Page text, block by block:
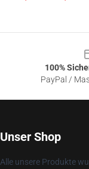
100%
PayPal /
Unser Shop
Alle unsere Produkte